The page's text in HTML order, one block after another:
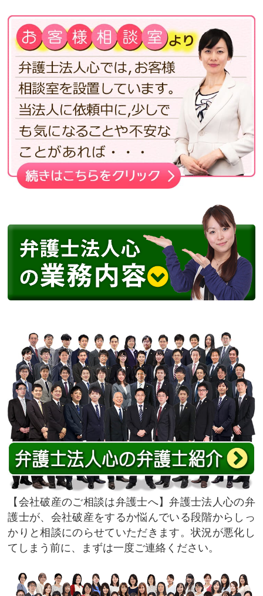
会社破産のご相談は弁護士へ
弁護士法人心の弁
護士が、会社破産をするか悩んでいる段階からしっ
かりと相談にのらせていただきます。状況が悪化し
てしまう前に、まずは一度ご連絡ください。